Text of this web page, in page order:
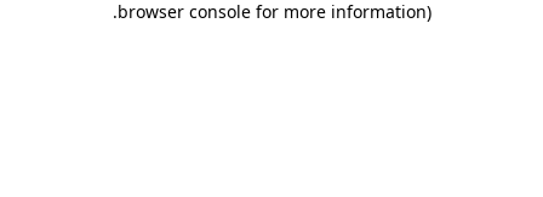
browser console for more information)
.